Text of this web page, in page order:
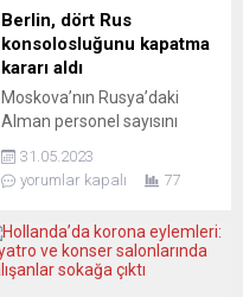
Kurumu (ELSTAT), nisan ayı
yıllık Tüketici Fiyat Endeksi
(TÜFE) verilerini açıkladı.
yıllık bazda martta yüzde
8,9 olan...
Berlin, dört Rus
konsolosluğunu kapatma
kararı aldı
Moskova’nın Rusya’daki
Alman personel sayısını
misilleme olarak Alman
hükümeti ülkedeki beş Rus
dördününün faaliyet iznini
iptal etti. Moskova’nın
31.05.2023
yorumlar kapalı
77